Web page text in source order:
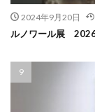
2024年9月20日
ルノワール展